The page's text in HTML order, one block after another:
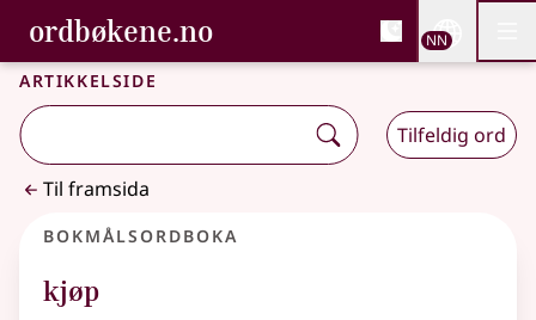
Gå til hovudinnhald
Tilgjenge
ordbøkene.no, Bokmålsordboka og
Bokmålsordboka og Nynorskordboka
NN
Artikkelside
Tilfeldig ord
Til framsida
Bokmålsordboka
kjøp